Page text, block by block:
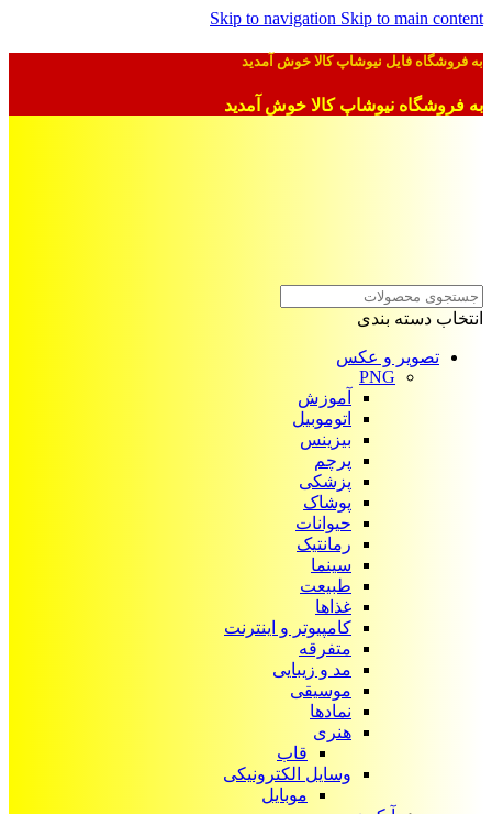
Skip to navigation Skip to main content
به فروشگاه فایل نیوشاپ کالا خوش آمدید
به فروشگاه نیوشاپ کالا خوش آمدید
انتخاب دسته بندی
تصویر و عکس
PNG
آموزش
اتوموبیل
بیزینس
پرچم
پزشکی
پوشاک
حیوانات
رمانتیک
سینما
طبیعت
غذاها
کامپیوتر و اینترنت
متفرقه
مد و زیبایی
موسیقی
نمادها
هنری
قاب
وسایل الکترونیکی
موبایل